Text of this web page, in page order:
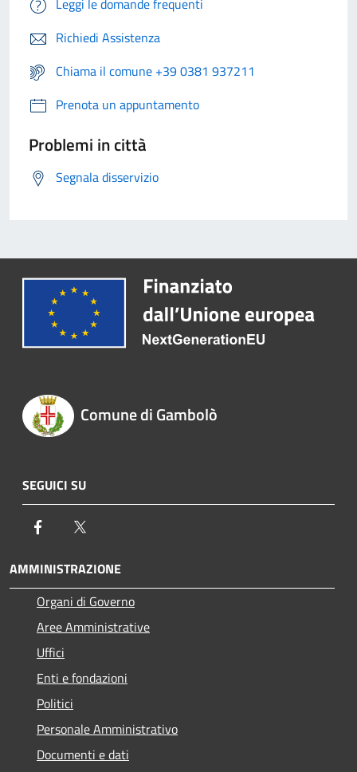
Leggi le domande frequenti
Richiedi Assistenza
Chiama il comune +39 0381 937211
Prenota un appuntamento
Problemi in città
Segnala disservizio
Comune di Gambolò
SEGUICI SU
Facebook
AMMINISTRAZIONE
Organi di Governo
Aree Amministrative
Uffici
Enti e fondazioni
Politici
Personale Amministrativo
Documenti e dati